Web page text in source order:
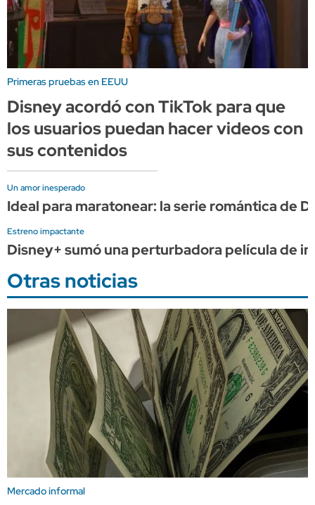
Primeras pruebas en EEUU
Disney acordó con TikTok para que
los usuarios puedan hacer videos con
sus contenidos
Un amor inesperado
Ideal para maratonear: la serie romántica de
Estreno impactante
Disney+ sumó una perturbadora película de
Otras noticias
Mercado informal